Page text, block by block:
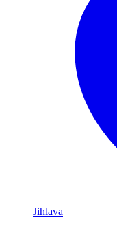
Jihlava